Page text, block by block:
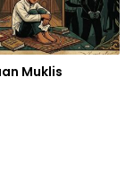
Muklis